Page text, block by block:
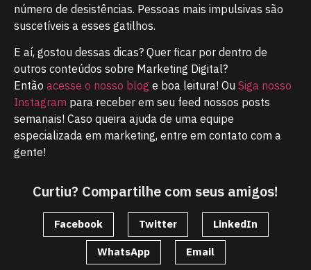
número de desistências. Pessoas mais impulsivas são
suscetíveis a esses gatilhos.
E aí, gostou dessas dicas? Quer ficar por dentro de
outros conteúdos sobre Marketing Digital?
Então acesse o nosso blog e boa leitura! Ou Siga nosso
Instagram para receber em seu feed nossos posts
semanais! Caso queira ajuda de uma equipe
especializada em marketing, entre em contato com a
gente!
Curtiu? Compartilhe com seus amigos!
Facebook Twitter LinkedIn
WhatsApp Email